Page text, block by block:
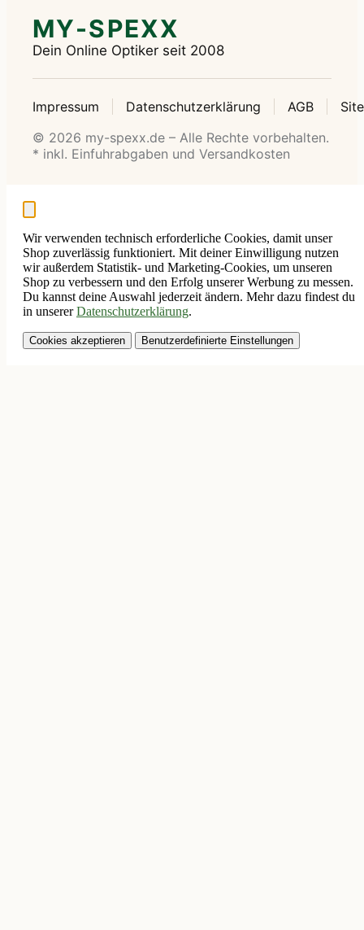
MY-SPEXX
Dein Online Optiker seit 2008
Impressum Datenschutzerklärung AGB
© 2026 my-spexx.de – Alle Rechte vorbehalten.
* inkl. Einfuhrabgaben und Versandkosten
Wir verwenden technisch erforderliche Cookies, damit unser
Shop zuverlässig funktioniert. Mit deiner Einwilligung nutzen
wir außerdem Statistik- und Marketing-Cookies, um unseren
Shop zu verbessern und den Erfolg unserer Werbung zu messen.
Du kannst deine Auswahl jederzeit ändern. Mehr dazu findest du
in unsererDatenschutzerklärung.
Cookies akzeptieren Benutzerdefinierte Einstellungen